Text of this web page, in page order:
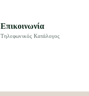
Επικοινωνία
Τηλεφωνικός Κατάλογος